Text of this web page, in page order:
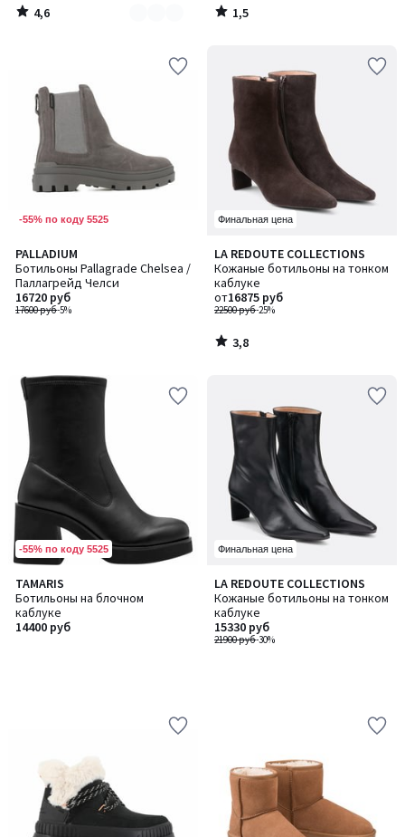
4,6
/
1,5
/
-55% по коду 5525
PALLADIUM
Ботильоны Pallagrade Chelsea /
Паллагрейд Челси
17600 руб-5%
16720 руб
Финальная цена
LA REDOUTE COLLECTIONS
Кожаные ботильоны на тонком
каблуке
22500 руб-25%
от16875 руб
3,8
/ 5
3,8
/
-55% по коду 5525
TAMARIS
Ботильоны на блочном
каблуке
14400 руб
Финальная цена
LA REDOUTE COLLECTIONS
Кожаные ботильоны на тонком
каблуке
21900 руб-30%
15330 руб